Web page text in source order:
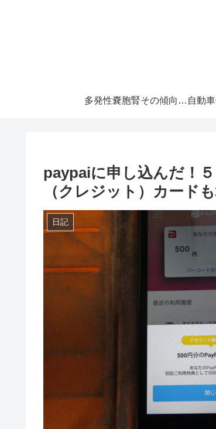
多発性嚢胞腎その傾向と対策！大切な『寿命』を伸ばすには早めの処置が必須です！
paypaiに申し込んだ！
（クレジット）カード
日記